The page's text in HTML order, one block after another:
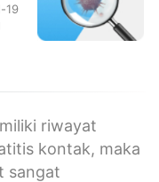
19
riwayat
kontak, maka
sangat